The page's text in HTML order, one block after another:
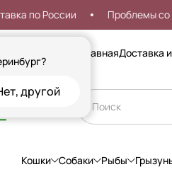
другой
по России Проблемы со
ГлавнаяДоставка
Кошки Собаки Рыбы